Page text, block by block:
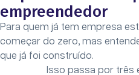
empreendedor
Para quem já tem empresa
começar do zero, mas
que já foi construído.
Isso passa por três